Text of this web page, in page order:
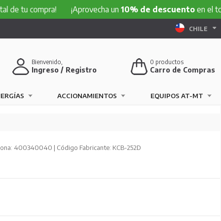
¡Aprovecha un10% de descuentoen el total de tu
CHILE
0 productos
Carro de Compras
Bienvenido,
Ingreso / Registro
ACCIONAMIENTOS EQUIPOS AT-MT
400340040 | Código Fabricante: KCB-252D